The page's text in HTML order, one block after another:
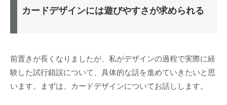
カードデザインには遊びやすさが求められる
前置きが長くなりましたが、私がデザインの過程で実際に経
験した試行錯誤について、具体的な話を進めていきたいと思
います。まずは、カードデザインについてお話しします。